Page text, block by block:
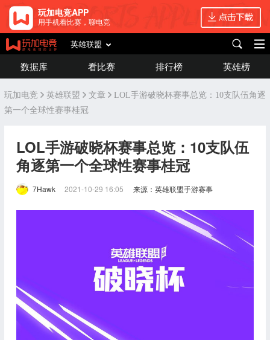
玩加电竞APP
用手机看比赛，聊电竞
英雄联盟
数据库 看比赛 排行榜 英雄榜
玩加电竞 英雄联盟 文章
LOL手游破晓杯赛事总览：10支队伍角逐
第一个全球性赛事桂冠
LOL手游破晓杯赛事总览：10支队伍
角逐第一个全球性赛事桂冠
7Hawk 2021-10-29 16:05 来源：英雄联盟手游赛事